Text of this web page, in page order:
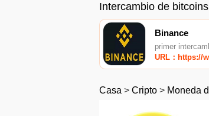
Intercambio de bitcoins
Binance
primer
URL：https://
Casa > Cripto > Moneda